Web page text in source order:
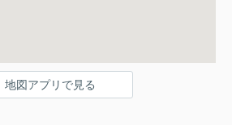
地図アプリで見る